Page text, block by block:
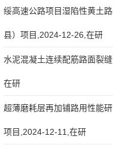
绥高速公路项目湿陷性黄土
县）项目,2024-12-26,在研
水泥混凝土连续配筋路面裂
在研
超薄磨耗层再加铺路用性能
项目,2024-12-11,在研